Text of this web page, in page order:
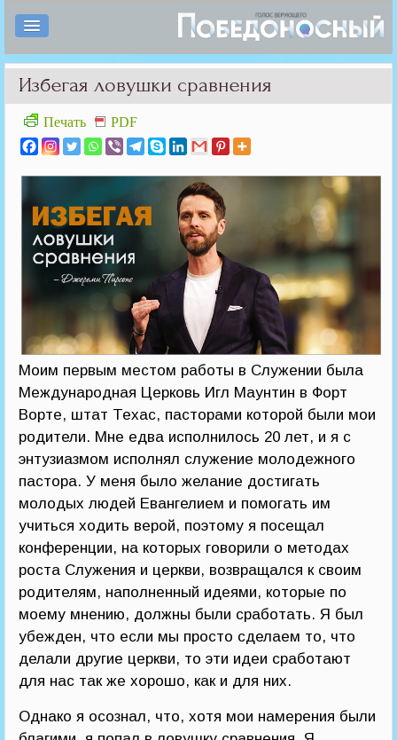
Избегая ловушки сравнения
Печать PDF
Моим первым местом работы в Служении была
Международная Церковь Игл Маунтин в Форт
Ворте, штат Техас, пасторами которой были мои
родители. Мне едва исполнилось 20 лет, и я с
энтузиазмом исполнял служение молодежного
пастора. У меня было желание достигать
молодых людей Евангелием и помогать им
учиться ходить верой, поэтому я посещал
конференции, на которых говорили о методах
роста Служения и церкви, возвращался к своим
родителям, наполненный идеями, которые по
моему мнению, должны были сработать. Я был
убежден, что если мы просто сделаем то, что
делали другие церкви, то эти идеи сработают
для нас так же хорошо, как и для них.
Однако я осознал, что, хотя мои намерения были